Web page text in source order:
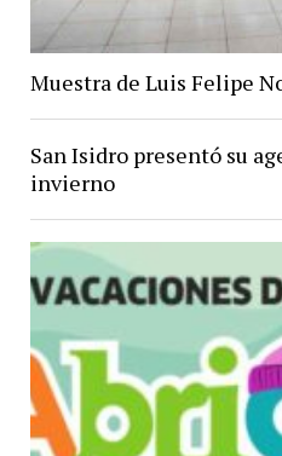
Muestra de Luis Felipe
San Isidro presentó su
invierno